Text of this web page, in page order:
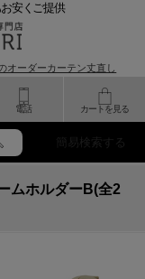
電話 カートを見る
安くご提供
オーダーカーテン丈直し
簡易検索する
ムホルダーB(全2